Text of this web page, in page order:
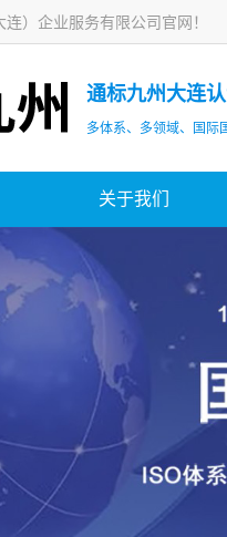
）企业服务有限公司官网！
通标九州大连
多体系、多领域、国际
关于我们